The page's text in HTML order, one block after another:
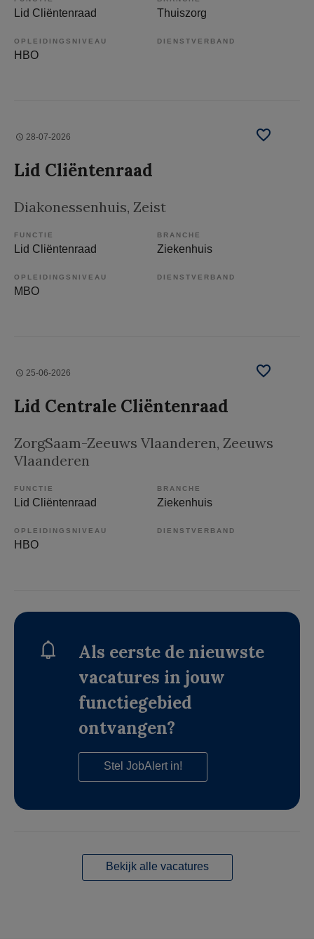
Lid Cliëntenraad Thuiszorg
OPLEIDINGSNIVEAU
HBO
DIENSTVERBAND
28-07-2026
Lid Cliëntenraad
Diakonessenhuis, Zeist
FUNCTIE
Lid Cliëntenraad
BRANCHE
Ziekenhuis
OPLEIDINGSNIVEAU
MBO
DIENSTVERBAND
25-06-2026
Lid Centrale Cliëntenraad
ZorgSaam-Zeeuws Vlaanderen, Zeeuws
Vlaanderen
FUNCTIE
Lid Cliëntenraad
BRANCHE
Ziekenhuis
OPLEIDINGSNIVEAU
HBO
DIENSTVERBAND
Als eerste de nieuwste
vacatures in jouw
functiegebied
ontvangen?
Stel JobAlert in!
Bekijk alle vacatures